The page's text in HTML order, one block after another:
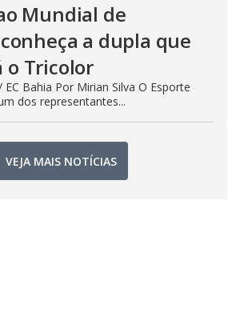
Mundial de
a dupla que
o Tricolor
Bahia Por Mirian Silva O Esporte
dos representantes...
VEJA MAIS NOTÍCIAS